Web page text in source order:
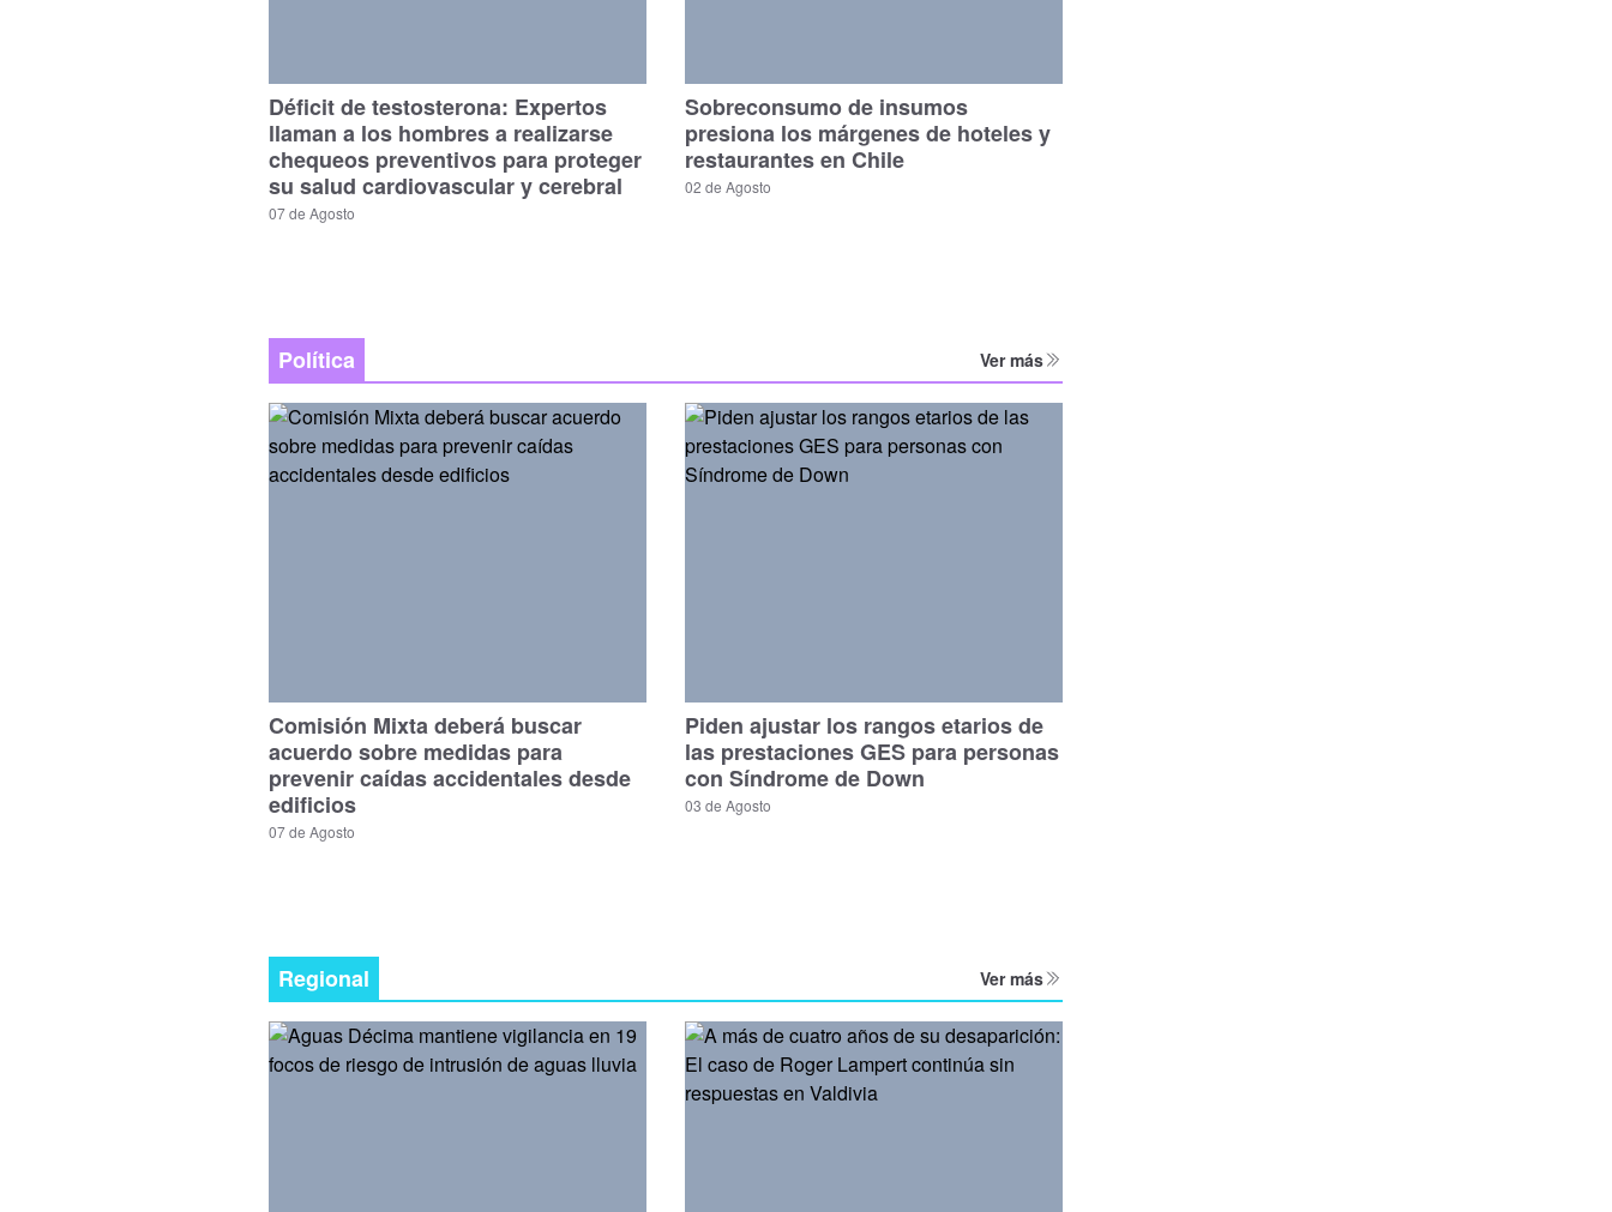
Déficit de testosterona: Expertos
llaman a los hombres a realizarse
chequeos preventivos para proteger
su salud cardiovascular y cerebral
07 de Agosto
Sobreconsumo de insumos
presiona los márgenes de hoteles y
restaurantes en Chile
02 de Agosto
Política Ver más
Comisión Mixta deberá buscar
acuerdo sobre medidas para
prevenir caídas accidentales desde
edificios
07 de Agosto
Piden ajustar los rangos etarios de
las prestaciones GES para personas
con Síndrome de Down
03 de Agosto
Regional Ver más